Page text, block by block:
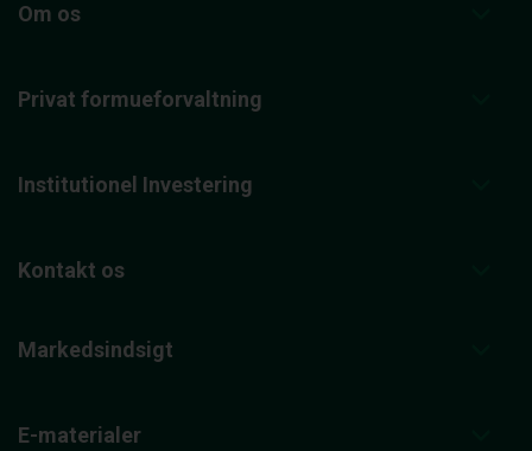
Om os
Privat formueforvaltning
Institutionel Investering
Kontakt os
Markedsindsigt
E-materialer